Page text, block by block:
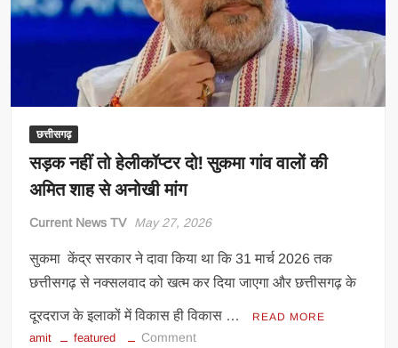
आधार:
केंद्रीय
गृहमंत्री
अमित
शाह
मुख्यमंत्री
विष्णुदेव
छत्तीसगढ़
सड़क नहीं तो हेलीकॉप्टर दो! सुकमा गांव वालों की
अमित शाह से अनोखी मांग
Current News TV May 27, 2026
सुकमा केंद्र सरकार ने दावा किया था कि 31 मार्च 2026 तक
छत्तीसगढ़ से नक्सलवाद को खत्म कर दिया जाएगा और छत्तीसगढ़ के
दूरदराज के इलाकों में विकास ही विकास … READ MORE
amit featured Commenton